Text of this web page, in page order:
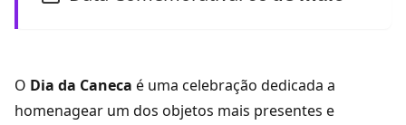
O Dia da Caneca é uma celebração dedicada a
homenagear um dos objetos mais presentes e